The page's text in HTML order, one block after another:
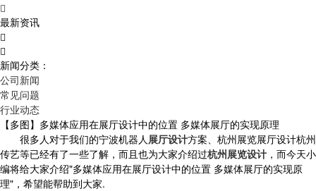

最新资讯


新闻分类：
公司新闻
常见问题
行业动态
【多图】多媒体应用在展厅设计中的位置 多媒体展厅的实现原理
很多人对于我们的宁波机器人展厅设计方案、杭州展览展厅设计杭州
传艺等已经有了一些了解，而且也为大家介绍过杭州展览设计 ，而今天小
编将给大家介绍"多媒体应用在展厅设计中的位置 多媒体展厅的实现原
理"，希望能帮助到大家.